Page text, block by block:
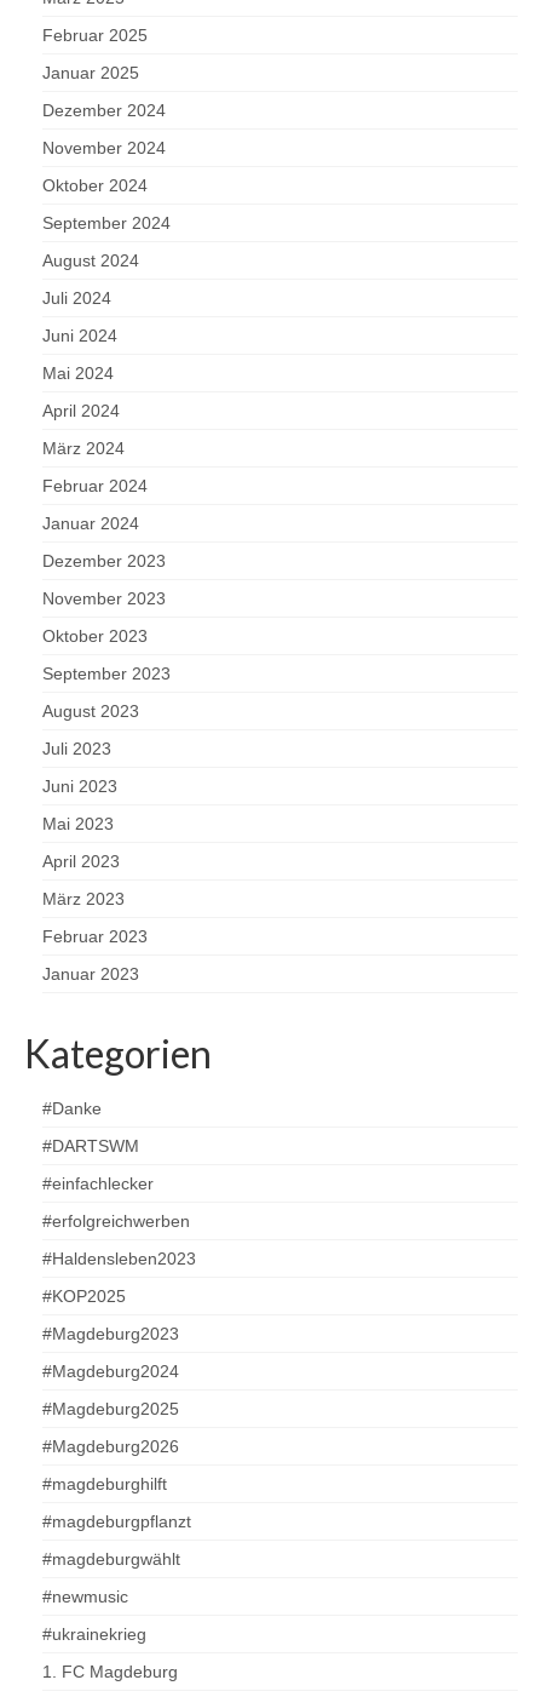
Februar 2025
Januar 2025
Dezember 2024
November 2024
Oktober 2024
September 2024
August 2024
Juli 2024
Juni 2024
Mai 2024
April 2024
März 2024
Februar 2024
Januar 2024
Dezember 2023
November 2023
Oktober 2023
September 2023
August 2023
Juli 2023
Juni 2023
Mai 2023
April 2023
März 2023
Februar 2023
Januar 2023
Kategorien
#Danke
#DARTSWM
#einfachlecker
#erfolgreichwerben
#Haldensleben2023
#KOP2025
#Magdeburg2023
#Magdeburg2024
#Magdeburg2025
#Magdeburg2026
#magdeburghilft
#magdeburgpflanzt
#magdeburgwählt
#newmusic
#ukrainekrieg
1. FC Magdeburg